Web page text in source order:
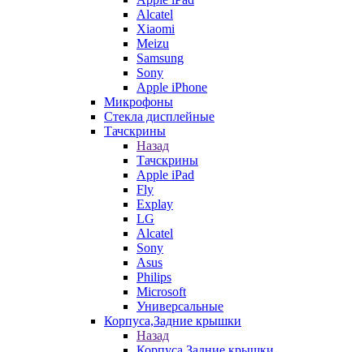
Alcatel
Xiaomi
Meizu
Samsung
Sony
Apple iPhone
Микрофоны
Стекла дисплейные
Тачскрины
Назад
Тачскрины
Apple iPad
Fly
Explay
LG
Alcatel
Sony
Asus
Philips
Microsoft
Универсальные
Корпуса,Задние крышки
Назад